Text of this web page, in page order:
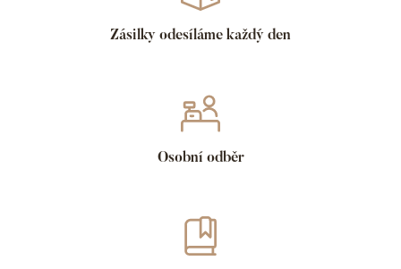
Zásilky odesíláme každý den
Osobní odběr